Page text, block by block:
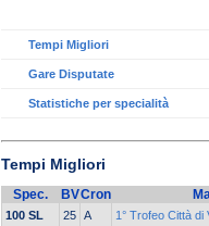
Tempi Migliori
Gare Disputate
Statistiche per specialità
Tempi Migliori
Spec. BVCron
100 SL 25 A
1° Trofeo Città di